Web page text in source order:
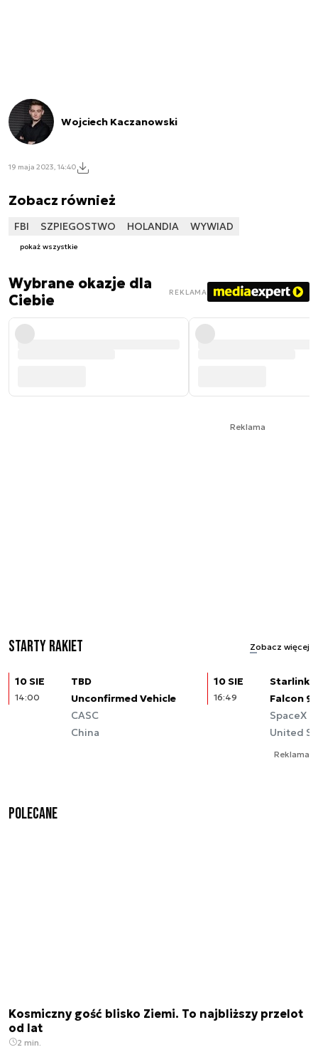
Wojciech Kaczanowski
19 maja 2023, 14:40
Zobacz również
FBI SZPIEGOSTWO HOLANDIA WYWIAD
pokaż wszystkie
Wybrane okazje dla
Ciebie
REKLAMA
Reklama
Starty rakiet Zobacz więcej
10 SIE
14:00
TBD
Unconfirmed Vehicle
CASC
China
10 SIE
16:49
Starlink
Falcon 9
SpaceX
United
Reklama
Polecane
Kosmiczny gość blisko Ziemi. To najbliższy przelot
od lat
2 min.